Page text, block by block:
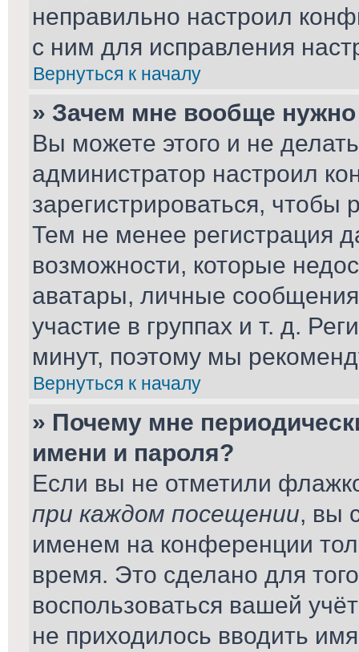
неправильно настроил
с ним для исправления
Вернуться к началу
» Зачем мне вообще нужно
Вы можете этого и не
администратор настроил
зарегистрироваться,
Тем не менее регистрация
возможности, которые
аватары, личные
участие в группах и т. д.
минут, поэтому мы
Вернуться к началу
» Почему мне
имени и пароля?
Если вы не отметили
при каждом посещении, вы
именем на конференции
время. Это сделано для
воспользоваться вашей
не приходилось вводить